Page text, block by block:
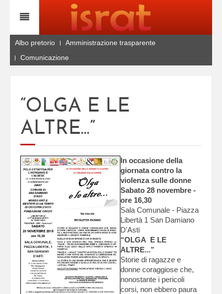
Albo pretorio
Amministrazione trasparente
Comunicazione
“OLGA E LE
ALTRE...”
In occasione della
giornata contro la
violenza sulle donne
Sabato 28 novembre -
ore 16,30
Sala Comunale - Piazza
Libertà 1 San Damiano
D'Asti
“OLGA E LE
ALTRE...”
Storie di ragazze e
donne coraggiose che,
nonostante i pericoli
corsi, non ebbero paura